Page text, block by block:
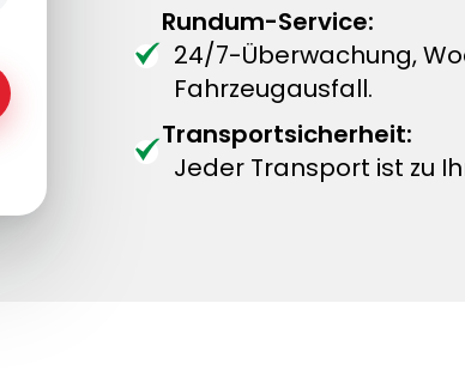
Rundum-Service:
24/7-Überwachung,
Fahrzeugausfall.
Transportsicherheit:
Jeder Transport ist zu